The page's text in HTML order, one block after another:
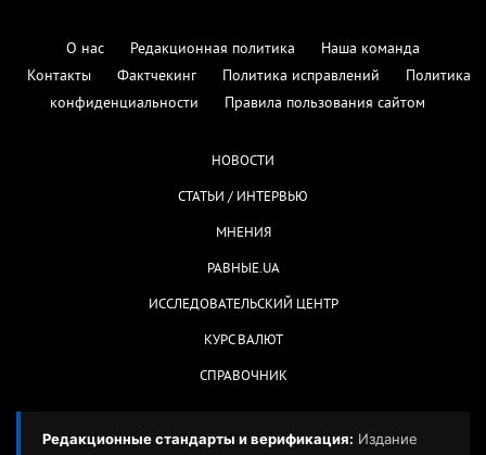
О нас Редакционная политика
Наша команда
Контакты
Фактчекинг Политика исправлений
Политика
конфиденциальности
Правила пользования сайтом
НОВОСТИ
СТАТЬИ / ИНТЕРВЬЮ
МНЕНИЯ
РАВНЫЕ.UA
ИССЛЕДОВАТЕЛЬСКИЙ ЦЕНТР
КУРС ВАЛЮТ
СПРАВОЧНИК
Редакционные стандарты и верификация: Издание